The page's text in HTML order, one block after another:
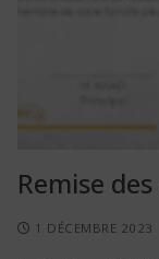
Remise
1 DÉCEMBRE 2023